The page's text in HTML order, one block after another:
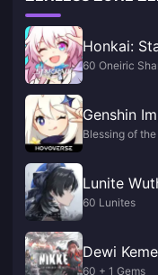
Honkai:
60 Oneiric
Genshin
Blessing of
Lunite
60 Lunites
Dewi
60 + 1 Gems